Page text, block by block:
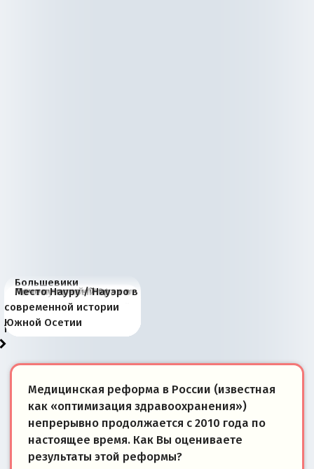
Большевики
отличаются от «Яблока»
тем, что они -
победители
Киевская марионетка
Запада рассказала о
«переобувании» хозяев
В России назрели
перемены: 15 шагов к
суверенной экономике
Миграционный пожар
Европы
Россия начинает
сбрасывать балласт
Анкориджа
Россия зимой 1904
года: первые уступки во
внутренней политике
Русская нация вчера и
сегодня
Почему правый крах в
Варшаве не поможет её
отношениям с Россией?
Место Науру / Науэро в
современной истории
Южной Осетии
Медицинская реформа в России (известная
как «оптимизация здравоохранения»)
непрерывно продолжается с 2010 года по
настоящее время. Как Вы оцениваете
результаты этой реформы?